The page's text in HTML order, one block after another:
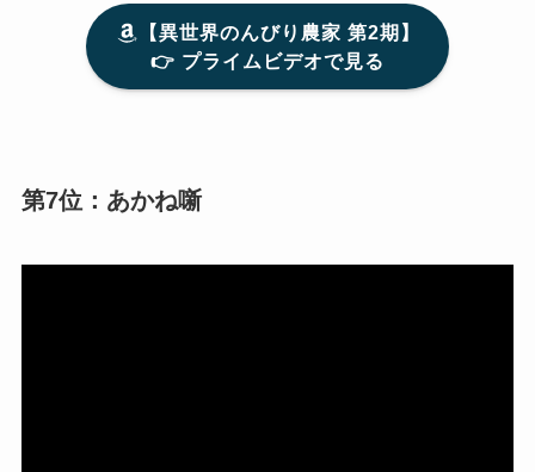
【異世界のんびり農家 第2期】
👉 プライムビデオで見る
第7位：あかね噺